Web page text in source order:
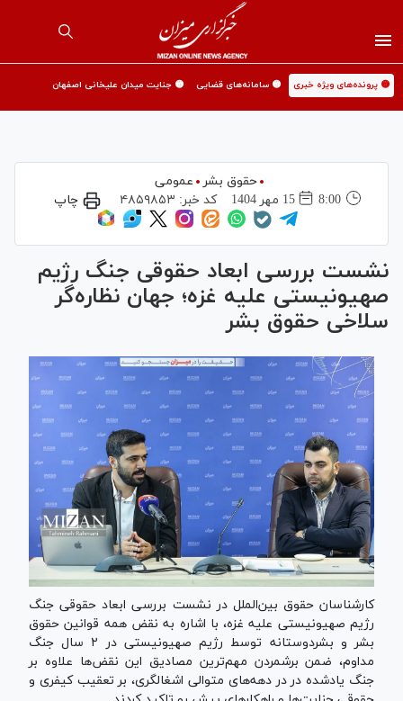
🟡 پرونده‌های ویژه خبری 🟡 سامانه‌های قضایی 🟡 جنایت میدان علیخانی اصفهان
حقوق بشر
عمومی
8:00
15 مهر 1404 کد خبر: ۴۸۵۹۸۵۳ چاپ
نشست بررسی ابعاد حقوقی جنگ رژیم
صهیونیستی علیه غزه؛ جهان نظاره‌گر
سلاخی حقوق بشر
کارشناسان حقوق بین‌الملل در نشست بررسی ابعاد حقوقی جنگ
رژیم صهیونیستی علیه غزه، با اشاره به نقض همه قوانین حقوق
بشر و بشردوستانه توسط رژیم صهیونیستی در ۲ سال جنگ
مداوم، ضمن برشمردن مهم‌ترین مصادیق این نقض‌ها علاوه بر
جنگ یادشده در در دهه‌های متوالی اشغالگری، بر تعقیب کیفری و